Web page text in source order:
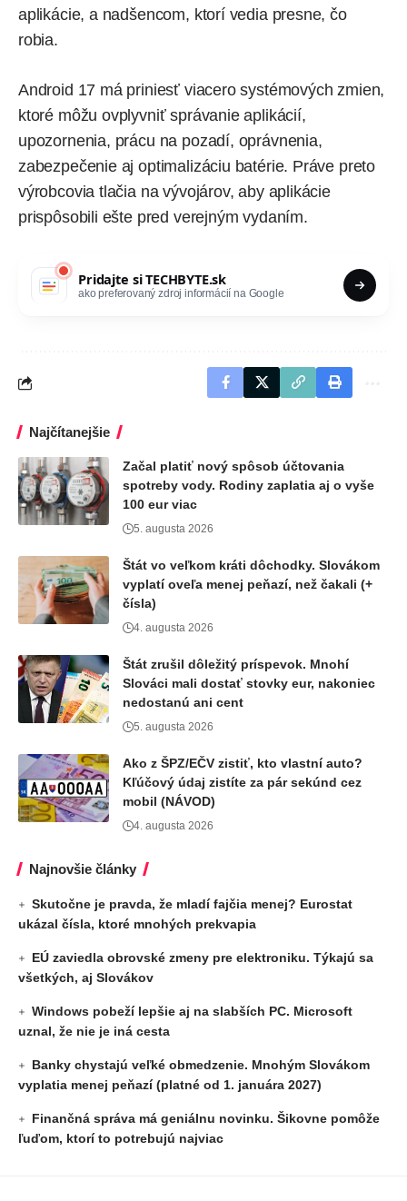
aplikácie, a nadšencom, ktorí vedia presne, čo
robia.
Android 17 má priniesť viacero systémových zmien,
ktoré môžu ovplyvniť správanie aplikácií,
upozornenia, prácu na pozadí, oprávnenia,
zabezpečenie aj optimalizáciu batérie. Práve preto
výrobcovia tlačia na vývojárov, aby aplikácie
prispôsobili ešte pred verejným vydaním.
Pridajte siTECHBYTE.sk
ako preferovaný zdroj informácií na Google
Najčítanejšie
Začal platiť nový spôsob účtovania
spotreby vody. Rodiny zaplatia aj o vyše
100 eur viac
5. augusta 2026
Štát vo veľkom kráti dôchodky. Slovákom
vyplatí oveľa menej peňazí, než čakali (+
čísla)
4. augusta 2026
Štát zrušil dôležitý príspevok. Mnohí
Slováci mali dostať stovky eur, nakoniec
nedostanú ani cent
5. augusta 2026
Ako z ŠPZ/EČV zistiť, kto vlastní auto?
Kľúčový údaj zistíte za pár sekúnd cez
mobil (NÁVOD)
4. augusta 2026
Najnovšie články
Skutočne je pravda, že mladí fajčia menej? Eurostat
ukázal čísla, ktoré mnohých prekvapia
EÚ zaviedla obrovské zmeny pre elektroniku. Týkajú sa
všetkých, aj Slovákov
Windows pobeží lepšie aj na slabších PC. Microsoft
uznal, že nie je iná cesta
Banky chystajú veľké obmedzenie. Mnohým Slovákom
vyplatia menej peňazí (platné od 1. januára 2027)
Finančná správa má geniálnu novinku. Šikovne pomôže
ľuďom, ktorí to potrebujú najviac